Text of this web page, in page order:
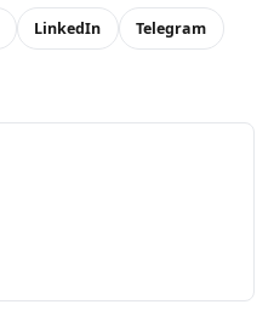
LinkedIn Telegram